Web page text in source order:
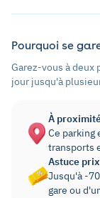
Pourquoi se
Garez-vous à deux
jour jusqu'à
À
Ce parking
transports
Astuce
Jusqu'à -
gare ou